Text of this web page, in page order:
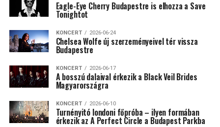
Eagle-Eye Cherry Budapestre is elhozza a Save
Tonightot
KONCERT 2026-06-24
Chelsea Wolfe új szerzeményeivel tér vissza
Budapestre
KONCERT 2026-06-17
A bosszú dalaival érkezik a Black Veil Brides
Magyarországra
KONCERT 2026-06-10
Turnényitó londoni főpróba – ilyen formában
érkezik az A Perfect Circle a Budapest Parkba